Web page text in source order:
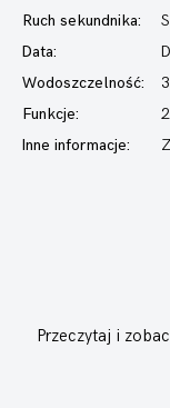
Ruch sekundnika:
Data:
Wodoszczelność:
Funkcje:
Inne informacje:
Przeczytaj i